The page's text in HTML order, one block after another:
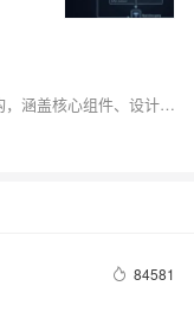
本指南系统解析微软Semantic Kernel .NET架构，涵盖核心组件、设计模式与源码结构，结合实战路径与调试技巧，助你从入门到贡献开源，掌握AI编排开发全栈技能。
84581